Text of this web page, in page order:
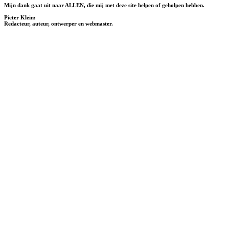
Mijn dank gaat uit naar ALLEN, die mij met deze site helpen of geholpen hebben.
Pieter Klein:
Redacteur, auteur, ontwerper en webmaster.